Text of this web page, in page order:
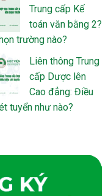
Trung cấp Kế
toán văn bằng 2?
trường nào?
Liên thông Trung
cấp Dược lên
Cao đẳng: Điều
tuyển như nào?